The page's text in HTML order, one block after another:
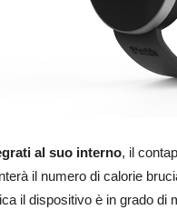
al suo interno, il
il numero di calorie
il dispositivo è in grado